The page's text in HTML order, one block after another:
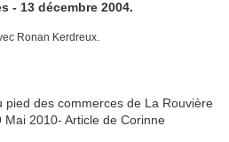
- 13 décembre 2004.
Ronan Kerdreux.
pied des commerces de La Rouvière
2010- Article de Corinne